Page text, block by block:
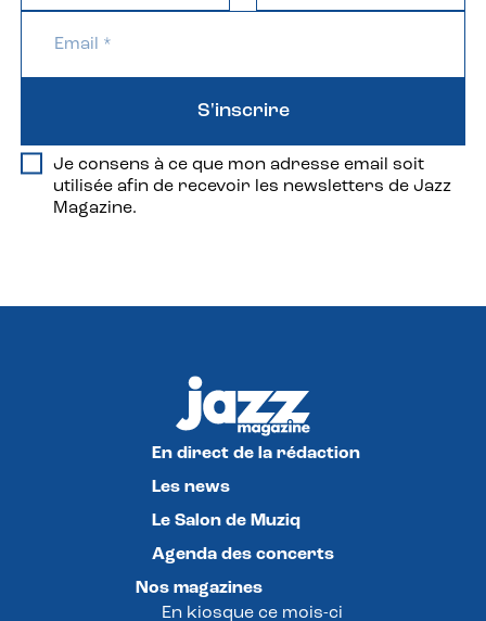
Je consens à ce que mon adresse email soit
utilisée afin de recevoir les newsletters de Jazz
Magazine.
S'inscrire
En direct de la rédaction
Les news
Le Salon de Muziq
Agenda des concerts
Nos magazines
En kiosque ce mois-ci